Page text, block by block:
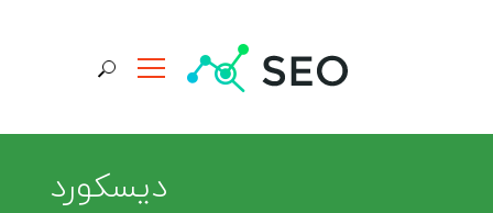
جستجو برای:
دیسکورد